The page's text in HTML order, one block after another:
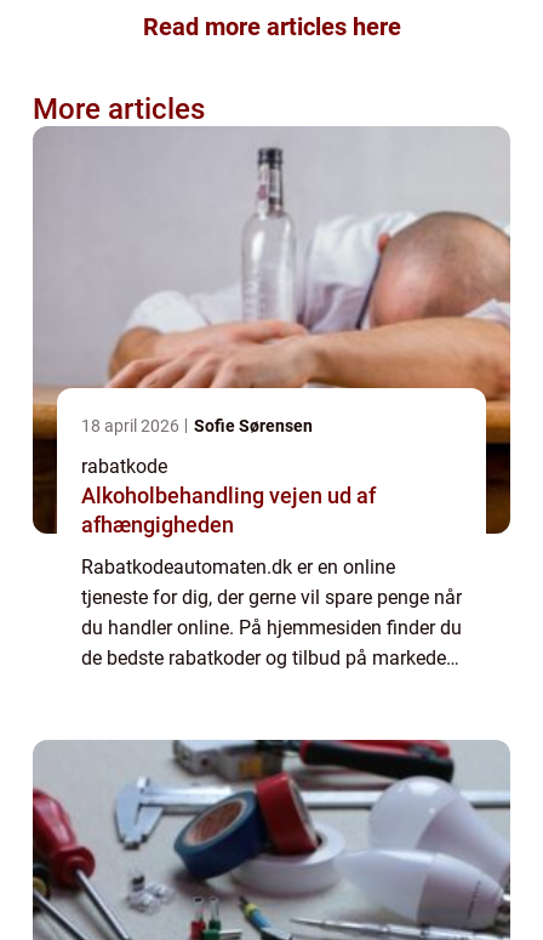
Read more articles here
More articles
18 april 2026 Sofie Sørensen
rabatkode
Alkoholbehandling vejen ud af
afhængigheden
Rabatkodeautomaten.dk er en online
tjeneste for dig, der gerne vil spare penge når
du handler online. På hjemmesiden finder du
de bedste rabatkoder og tilbud på markedet